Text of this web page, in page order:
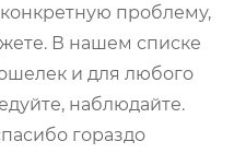
проблему,
В нашем списке
и для любого
наблюдайте.
гораздо